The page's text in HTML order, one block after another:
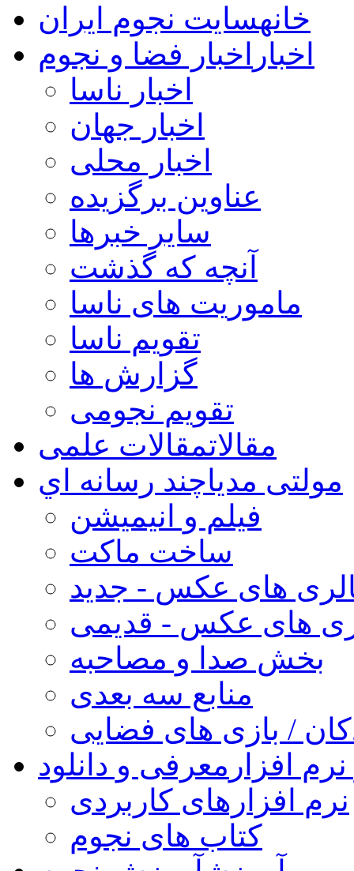
خانهسایت نجوم ایران
اخبار اخبار فضا و نجوم
اخبار ناسا
اخبار جهان
اخبار محلی
عناوین برگزیده
سایر خبرها
آنچه که گذشت
ماموریت های ناسا
تقویم ناسا
گزارش ها
تقویم نجومی
مقالاتمقالات علمی
مولتی مدیاچند رسانه اي
فیلم و انیمیشن
ساخت ماکت
های عکس - جدید
های عکس - قدیمی
بخش صدا و مصاحبه
منابع سه بعدی
/ بازی های فضایی
افزار معرفی و دانلود
نرم افزارهای کاربردی
کتاب های نجوم